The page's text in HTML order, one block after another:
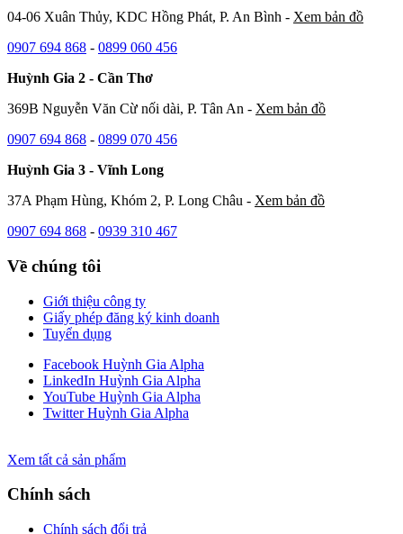
04-06 Xuân Thủy, KDC Hồng Phát, P. An Bình - Xem bản đồ
0907 694 868 - 0899 060 456
Huỳnh Gia 2 - Cần Thơ
369B Nguyễn Văn Cừ nối dài, P. Tân An - Xem bản đồ
0907 694 868 - 0899 070 456
Huỳnh Gia 3 - Vĩnh Long
37A Phạm Hùng, Khóm 2, P. Long Châu - Xem bản đồ
0907 694 868 - 0939 310 467
Về chúng tôi
Giới thiệu công ty
Giấy phép đăng ký kinh doanh
Tuyển dụng
Facebook Huỳnh Gia Alpha
LinkedIn Huỳnh Gia Alpha
YouTube Huỳnh Gia Alpha
Twitter Huỳnh Gia Alpha
Xem tất cả sản phẩm
Chính sách
Chính sách đổi trả